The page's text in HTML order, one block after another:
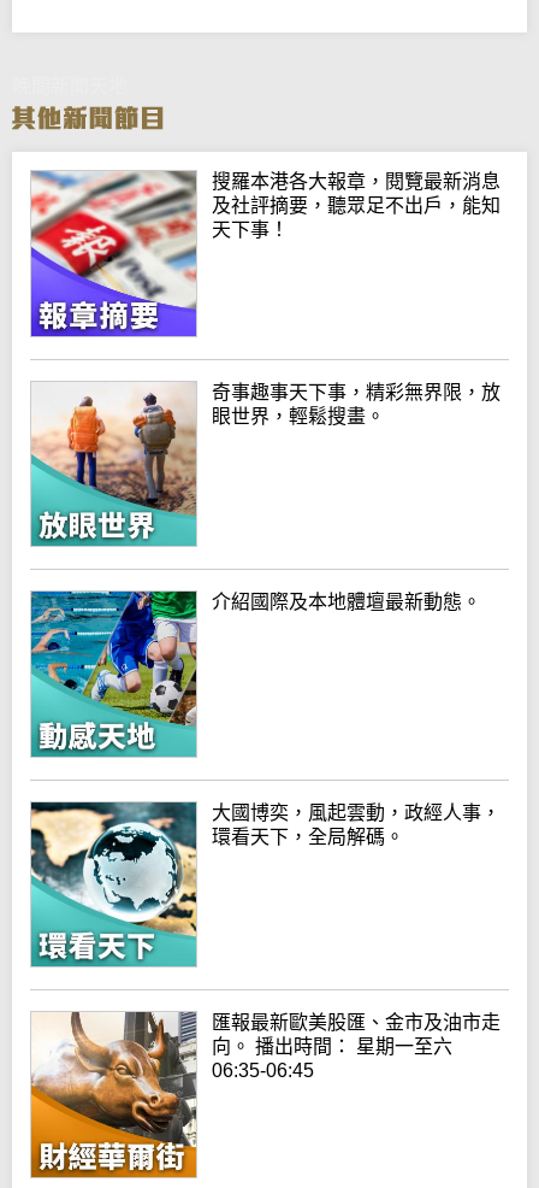
搜羅本港各大報章，閱覽最新消息
及社評摘要，聽眾足不出戶，能知
天下事！
奇事趣事天下事，精彩無界限，放
眼世界，輕鬆搜畫。
介紹國際及本地體壇最新動態。
大國博奕，風起雲動，政經人事，
環看天下，全局解碼。
匯報最新歐美股匯、金市及油市走
向。 播出時間： 星期一至六
06:35-06:45